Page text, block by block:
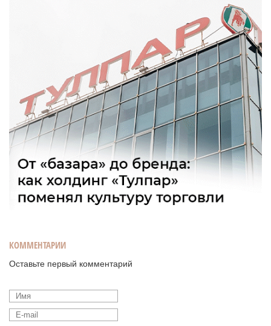
КОММЕНТАРИИ
Оставьте первый комментарий